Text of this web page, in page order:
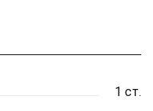
1 ст.